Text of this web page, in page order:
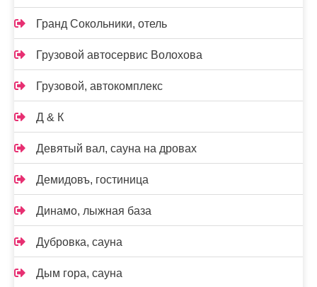
Гранд Сокольники, отель
Грузовой автосервис Волохова
Грузовой, автокомплекс
Д & К
Девятый вал, сауна на дровах
Демидовъ, гостиница
Динамо, лыжная база
Дубровка, сауна
Дым гора, сауна